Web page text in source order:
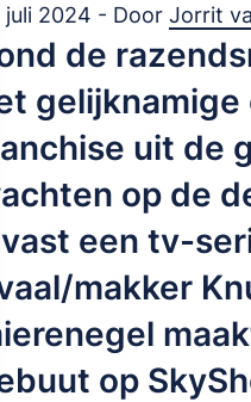
juli 2024 - Door Jorrit
de
gelijknamige
uit de
op de
een tv-
makker
op